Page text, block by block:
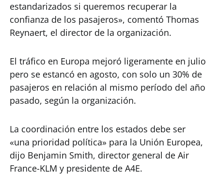
estandarizados si queremos recuperar la
confianza de los pasajeros», comentó Thomas
Reynaert, el director de la organización.
El tráfico en Europa mejoró ligeramente en julio
pero se estancó en agosto, con solo un 30% de
pasajeros en relación al mismo período del año
pasado, según la organización.
La coordinación entre los estados debe ser
«una prioridad política» para la Unión Europea,
dijo Benjamin Smith, director general de Air
France-KLM y presidente de A4E.